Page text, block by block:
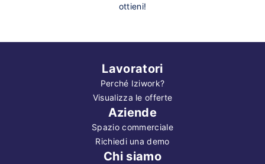
ottieni!
Lavoratori
Perché Iziwork?
Visualizza le offerte
Aziende
Spazio commerciale
Richiedi una demo
Chi siamo